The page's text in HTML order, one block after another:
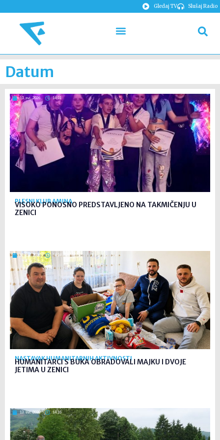
Gledaj TV Slušaj Radio
Datum
13. svi. 2026 14:31
PLESNI KLUB AMINA
VISOKO PONOSNO PREDSTAVLJENO NA TAKMIČENJU U
ZENICI
13. svi. 2026 14:24
NASTAVAK HUMANITARNIH AKTIVNOSTI
HUMANITARCI S BUKA OBRADOVALI MAJKU I DVOJE
JETIMA U ZENICI
13. svi. 2026 14:16